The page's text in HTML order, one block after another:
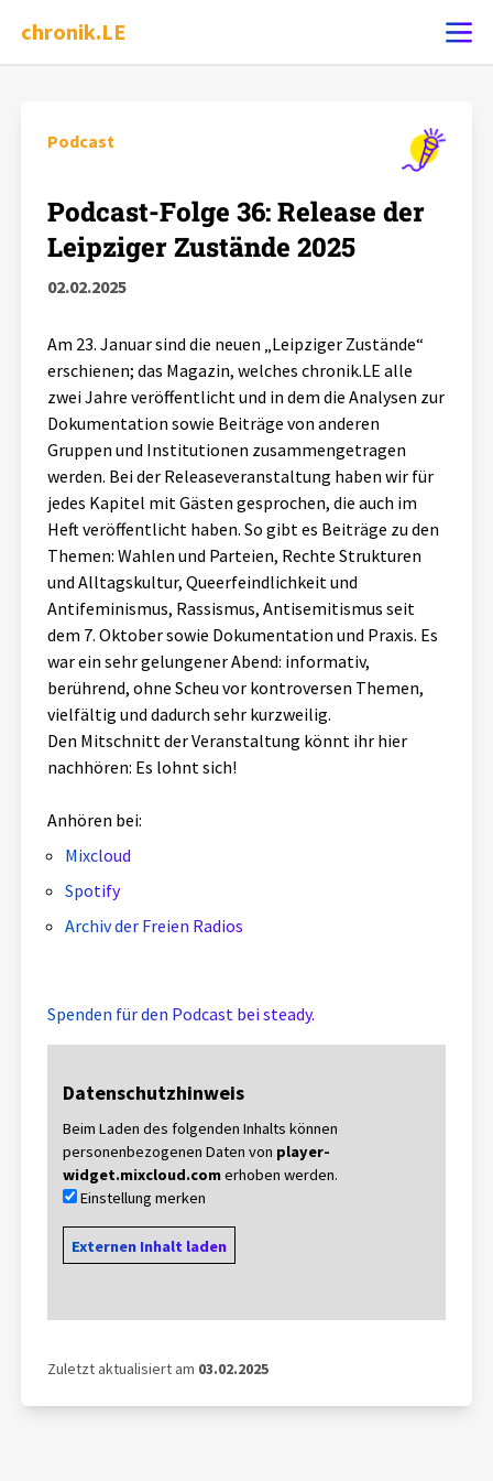
chronik.LE
Chronik
Dossiers
Schlaglichter
Phänomene
Aktuelles
Alle Beiträge
Veranstaltungen
Pressemitteilungen
Podcasts
Über uns
Projektbeschreibung
Kontakt
Unterstützer_innen
Spenden
chronik.LE in der Presse
Podcast
Podcast-Folge 36: Release der
Leipziger Zustände 2025
02.02.2025
Am 23. Januar sind die neuen „Leipziger Zustände“
erschienen; das Magazin, welches chronik.LE alle
zwei Jahre veröffentlicht und in dem die Analysen zur
Dokumentation sowie Beiträge von anderen
Gruppen und Institutionen zusammengetragen
werden. Bei der Releaseveranstaltung haben wir für
jedes Kapitel mit Gästen gesprochen, die auch im
Heft veröffentlicht haben. So gibt es Beiträge zu den
Themen: Wahlen und Parteien, Rechte Strukturen
und Alltagskultur, Queerfeindlichkeit und
Antifeminismus, Rassismus, Antisemitismus seit
dem 7. Oktober sowie Dokumentation und Praxis. Es
war ein sehr gelungener Abend: informativ,
berührend, ohne Scheu vor kontroversen Themen,
vielfältig und dadurch sehr kurzweilig.
Den Mitschnitt der Veranstaltung könnt ihr hier
nachhören: Es lohnt sich!
Anhören bei:
Mixcloud
Spotify
Archiv der Freien Radios
Spenden für den Podcast bei steady.
Datenschutzhinweis
Beim Laden des folgenden Inhalts können
personenbezogenen Daten von player-
widget.mixcloud.comerhoben werden.
Einstellung merken
Externen Inhalt laden
Zuletzt aktualisiert am 03.02.2025